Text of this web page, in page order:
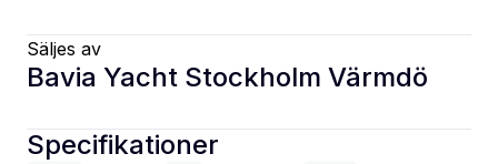
Säljes av
Bavia Yacht Stockholm Värmdö
Specifikationer